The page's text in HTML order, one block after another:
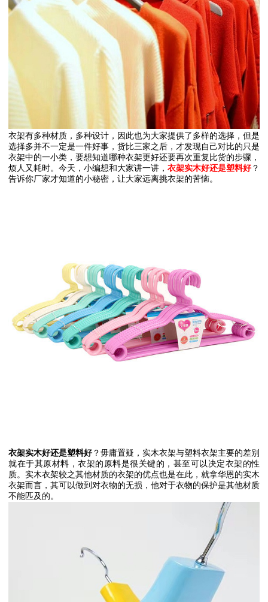
衣架有多种材质，多种设计，因此也为大家提供了多样的选择，但是
选择多并不一定是一件好事，货比三家之后，才发现自己对比的只是
衣架中的一小类，要想知道哪种衣架更好还要再次重复比货的步骤，
烦人又耗时。今天，小编想和大家讲一讲， 衣架实木好还是塑料好？
告诉你厂家才知道的小秘密，让大家远离挑衣架的苦恼。
衣架实木好还是塑料好？毋庸置疑，实木衣架与塑料衣架主要的差别
就在于其原材料，衣架的原料是很关键的，甚至可以决定衣架的性
质。实木衣架较之其他材质的衣架的优点也是在此，就拿华恩的实木
衣架而言，其可以做到对衣物的无损，他对于衣物的保护是其他材质
不能匹及的。